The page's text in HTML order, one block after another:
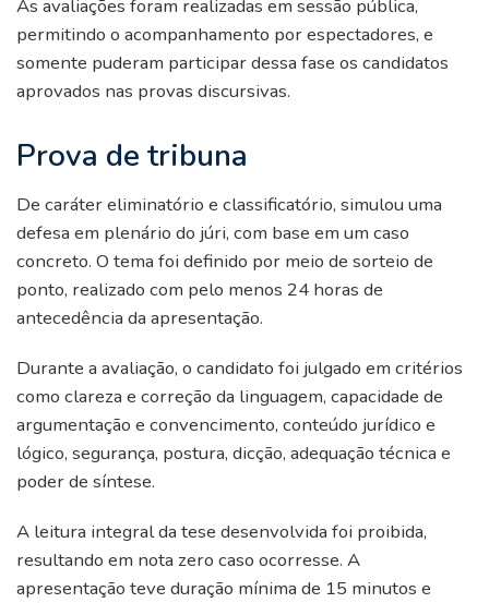
As avaliações foram realizadas em sessão pública,
permitindo o acompanhamento por espectadores, e
somente puderam participar dessa fase os candidatos
aprovados nas provas discursivas.
Prova de tribuna
De caráter eliminatório e classificatório, simulou uma
defesa em plenário do júri, com base em um caso
concreto. O tema foi definido por meio de sorteio de
ponto, realizado com pelo menos 24 horas de
antecedência da apresentação.
Durante a avaliação, o candidato foi julgado em critérios
como clareza e correção da linguagem, capacidade de
argumentação e convencimento, conteúdo jurídico e
lógico, segurança, postura, dicção, adequação técnica e
poder de síntese.
A leitura integral da tese desenvolvida foi proibida,
resultando em nota zero caso ocorresse. A
apresentação teve duração mínima de 15 minutos e